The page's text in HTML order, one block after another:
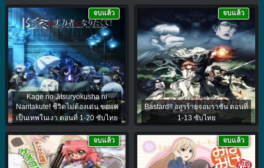
Kage no Jitsuryokusha ni
Naritakute! ชีวิตไม่ต้องเด่น ขอแค่
เป็นเทพในเงา ตอนที่ 1-20 ซับไทย
จบแล้ว
Bastard!! อสูรร้ายจอมราชัน ตอนที่
1-13 ซับไทย
จบแล้ว
จบแล้ว จบแล้ว